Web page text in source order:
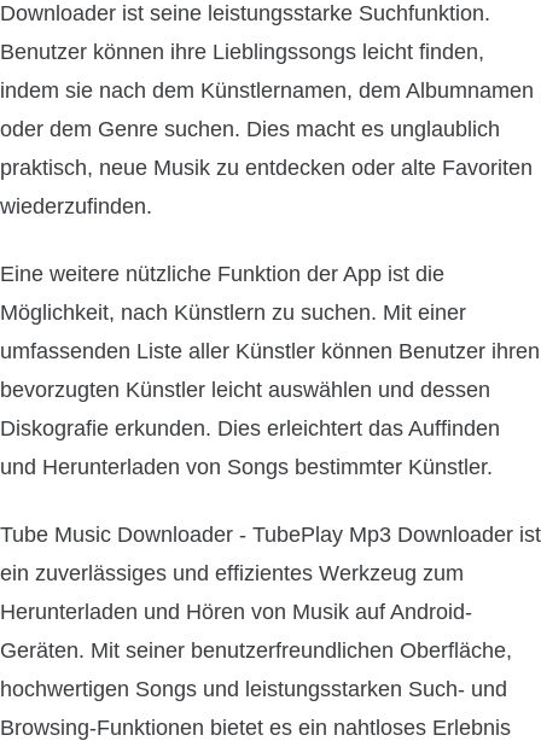
Downloader ist seine leistungsstarke Suchfunktion.
Benutzer können ihre Lieblingssongs leicht finden,
indem sie nach dem Künstlernamen, dem Albumnamen
oder dem Genre suchen. Dies macht es unglaublich
praktisch, neue Musik zu entdecken oder alte Favoriten
wiederzufinden.
Eine weitere nützliche Funktion der App ist die
Möglichkeit, nach Künstlern zu suchen. Mit einer
umfassenden Liste aller Künstler können Benutzer ihren
bevorzugten Künstler leicht auswählen und dessen
Diskografie erkunden. Dies erleichtert das Auffinden
und Herunterladen von Songs bestimmter Künstler.
Tube Music Downloader - TubePlay Mp3 Downloader ist
ein zuverlässiges und effizientes Werkzeug zum
Herunterladen und Hören von Musik auf Android-
Geräten. Mit seiner benutzerfreundlichen Oberfläche,
hochwertigen Songs und leistungsstarken Such- und
Browsing-Funktionen bietet es ein nahtloses Erlebnis